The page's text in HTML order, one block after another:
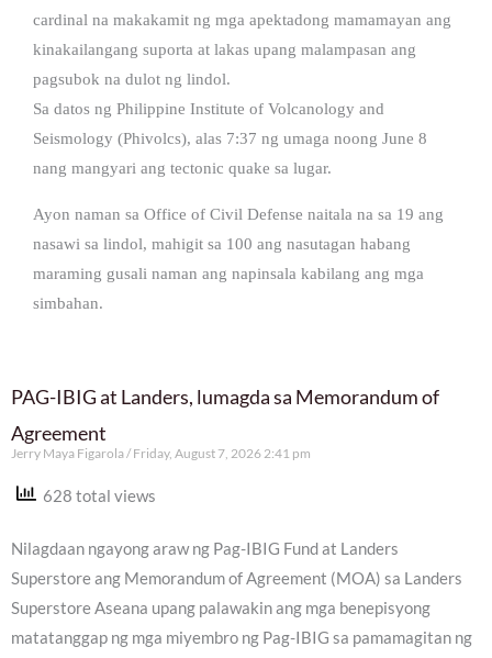
cardinal na makakamit ng mga apektadong mamamayan ang
kinakailangang suporta at lakas upang malampasan ang
pagsubok na dulot ng lindol.
Sa datos ng Philippine Institute of Volcanology and
Seismology (Phivolcs), alas 7:37 ng umaga noong June 8
nang mangyari ang tectonic quake sa lugar.
Ayon naman sa Office of Civil Defense naitala na sa 19 ang
nasawi sa lindol, mahigit sa 100 ang nasutagan habang
maraming gusali naman ang napinsala kabilang ang mga
simbahan.
PAG-IBIG at Landers, lumagda sa Memorandum of
Agreement
Jerry Maya Figarola Friday, August 7, 2026 2:41 pm
628 total views
Nilagdaan ngayong araw ng Pag-IBIG Fund at Landers
Superstore ang Memorandum of Agreement (MOA) sa Landers
Superstore Aseana upang palawakin ang mga benepisyong
matatanggap ng mga miyembro ng Pag-IBIG sa pamamagitan ng